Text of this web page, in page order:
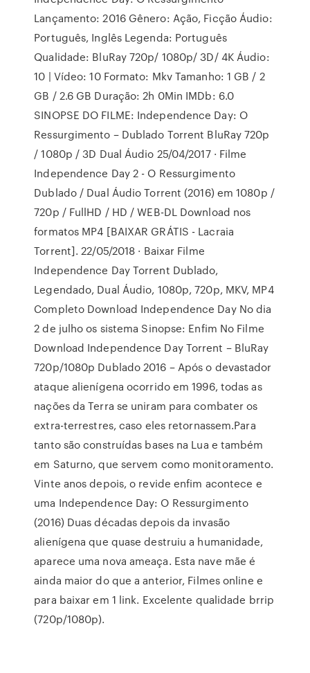
Lançamento: 2016 Gênero: Ação, Ficção Áudio:
Português, Inglês Legenda: Português
Qualidade: BluRay 720p/ 1080p/ 3D/ 4K Áudio:
10 | Vídeo: 10 Formato: Mkv Tamanho: 1 GB / 2
GB / 2.6 GB Duração: 2h 0Min IMDb: 6.0
SINOPSE DO FILME: Independence Day: O
Ressurgimento – Dublado Torrent BluRay 720p
/ 1080p / 3D Dual Áudio 25/04/2017 · Filme
Independence Day 2 - O Ressurgimento
Dublado / Dual Áudio Torrent (2016) em 1080p /
720p / FullHD / HD / WEB-DL Download nos
formatos MP4 [BAIXAR GRÁTIS - Lacraia
Torrent]. 22/05/2018 · Baixar Filme
Independence Day Torrent Dublado,
Legendado, Dual Áudio, 1080p, 720p, MKV, MP4
Completo Download Independence Day No dia
2 de julho os sistema Sinopse: Enfim No Filme
Download Independence Day Torrent – BluRay
720p/1080p Dublado 2016 – Após o devastador
ataque alienígena ocorrido em 1996, todas as
nações da Terra se uniram para combater os
extra-terrestres, caso eles retornassem.Para
tanto são construídas bases na Lua e também
em Saturno, que servem como monitoramento.
Vinte anos depois, o revide enfim acontece e
uma Independence Day: O Ressurgimento
(2016) Duas décadas depois da invasão
alienígena que quase destruiu a humanidade,
aparece uma nova ameaça. Esta nave mãe é
ainda maior do que a anterior, Filmes online e
para baixar em 1 link. Excelente qualidade brrip
(720p/1080p).